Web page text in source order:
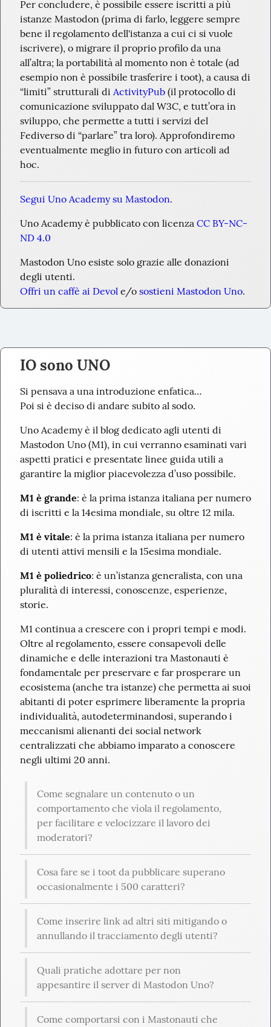
Per concludere, è possibile essere iscritti a più
istanze Mastodon (prima di farlo, leggere sempre
bene il regolamento dell'istanza a cui ci si vuole
iscrivere), o migrare il proprio profilo da una
all’altra; la portabilità al momento non è totale (ad
esempio non è possibile trasferire i toot), a causa di
“limiti” strutturali di ActivityPub (il protocollo di
comunicazione sviluppato dal W3C, e tutt’ora in
sviluppo, che permette a tutti i servizi del
Fediverso di “parlare” tra loro). Approfondiremo
eventualmente meglio in futuro con articoli ad
hoc.
Segui Uno Academy su Mastodon.
Uno Academy è pubblicato con licenza CC BY-NC-
ND 4.0
Mastodon Uno esiste solo grazie alle donazioni
degli utenti.
Offri un caffè ai Devol e/o sostieni Mastodon Uno.
IO sono UNO
Si pensava a una introduzione enfatica…
Poi si è deciso di andare subito al sodo.
Uno Academy è il blog dedicato agli utenti di
Mastodon Uno (M1), in cui verranno esaminati vari
aspetti pratici e presentate linee guida utili a
garantire la miglior piacevolezza d’uso possibile.
M1 è grande: è la prima istanza italiana per numero
di iscritti e la 14esima mondiale, su oltre 12 mila.
M1 è vitale: è la prima istanza italiana per numero
di utenti attivi mensili e la 15esima mondiale.
M1 è poliedrico: è un’istanza generalista, con una
pluralità di interessi, conoscenze, esperienze,
storie.
M1 continua a crescere con i propri tempi e modi.
Oltre al regolamento, essere consapevoli delle
dinamiche e delle interazioni tra Mastonauti è
fondamentale per preservare e far prosperare un
ecosistema (anche tra istanze) che permetta ai suoi
abitanti di poter esprimere liberamente la propria
individualità, autodeterminandosi, superando i
meccanismi alienanti dei social network
centralizzati che abbiamo imparato a conoscere
negli ultimi 20 anni.
Come segnalare un contenuto o un
comportamento che vìola il regolamento,
per facilitare e velocizzare il lavoro dei
moderatori?
Cosa fare se i toot da pubblicare superano
occasionalmente i 500 caratteri?
Come inserire link ad altri siti mitigando o
annullando il tracciamento degli utenti?
Quali pratiche adottare per non
appesantire il server di Mastodon Uno?
Come comportarsi con i Mastonauti che